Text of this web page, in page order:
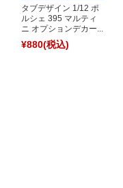
タブデザイン 1/12 ポ
ルシェ 395 マルティ
ニ オプションデカー...
¥880(税込)